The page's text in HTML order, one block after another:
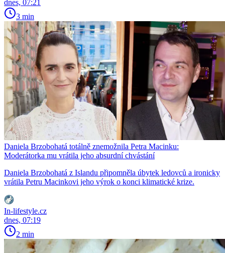
dnes, 07:21
3 min
Daniela Brzobohatá totálně znemožnila Petra Macinku:
Moderátorka mu vrátila jeho absurdní chvástání
Daniela Brzobohatá z Islandu připomněla úbytek ledovců a ironicky
vrátila Petru Macinkovi jeho výrok o konci klimatické krize.
In-lifestyle.cz
dnes, 07:19
2 min